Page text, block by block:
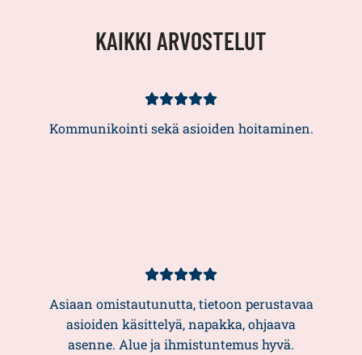
KAIKKI ARVOSTELUT
Asiakasarvio
5/5
Kommunikointi sekä asioiden hoitaminen.
Asiakasarvio
5/5
Asiaan omistautunutta, tietoon perustavaa
asioiden käsittelyä, napakka, ohjaava
asenne. Alue ja ihmistuntemus hyvä.